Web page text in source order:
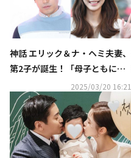
神話 エリック＆ナ・ヘミ夫妻、
第2子が誕生！「母子ともに健
2025/03/20 16:21